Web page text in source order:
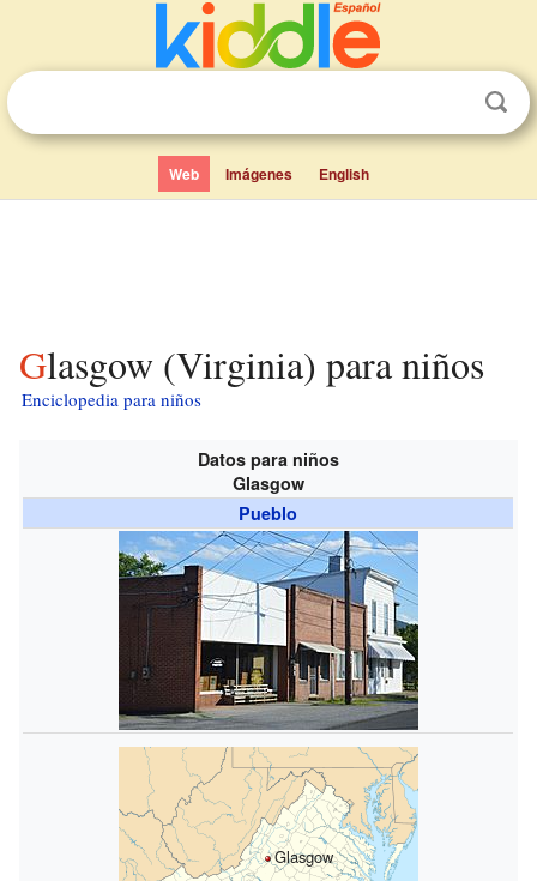
Web Imágenes English
Glasgow (Virginia) para niños
Enciclopedia para niños
Datos para niños
Glasgow
Pueblo
Glasgow